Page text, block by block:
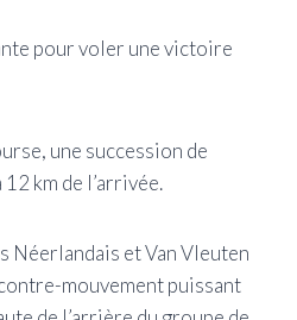
pour voler une victoire
une succession de
km de l’arrivée.
Néerlandais et Van Vleuten
mouvement puissant